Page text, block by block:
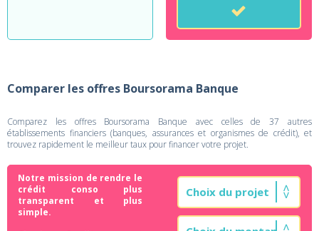
Comparer les offres Boursorama Banque
Comparez les offres Boursorama Banque avec celles de 37 autres
établissements financiers (banques, assurances et organismes de crédit), et
trouvez rapidement le meilleur taux pour financer votre projet.
Notre mission de rendre le
crédit conso plus
transparent et plus
simple.